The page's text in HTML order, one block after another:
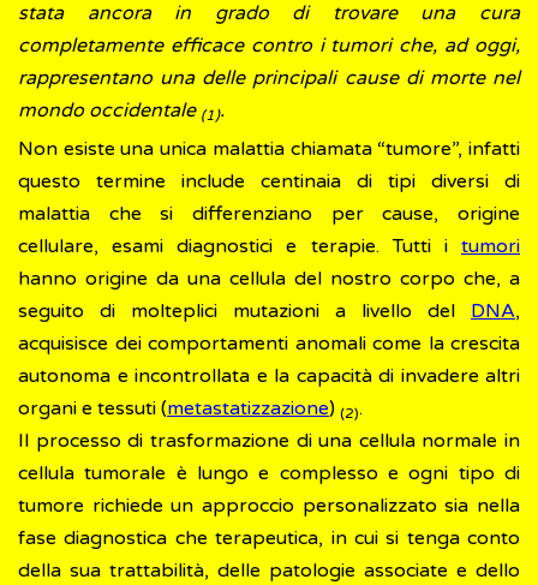
stata ancora in grado di trovare una cura
completamente efficace contro i tumori che, ad oggi,
rappresentano una delle principali cause di morte nel
mondo occidentale (1).
Non esiste una unica malattia chiamata “tumore”, infatti
questo termine include centinaia di tipi diversi di
malattia che si differenziano per cause, origine
cellulare, esami diagnostici e terapie. Tutti i tumori
hanno origine da una cellula del nostro corpo che, a
seguito di molteplici mutazioni a livello del DNA,
acquisisce dei comportamenti anomali come la crescita
autonoma e incontrollata e la capacità di invadere altri
organi e tessuti (metastatizzazione) (2).
Il processo di trasformazione di una cellula normale in
cellula tumorale è lungo e complesso e ogni tipo di
tumore richiede un approccio personalizzato sia nella
fase diagnostica che terapeutica, in cui si tenga conto
della sua trattabilità, delle patologie associate e dello